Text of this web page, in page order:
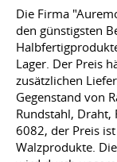
Die Firma
den günstigsten
Lager. Der Preis
zusätzlichen
Gegenstand von
Rundstahl, Draht,
6082, der Preis
Walzprodukte.